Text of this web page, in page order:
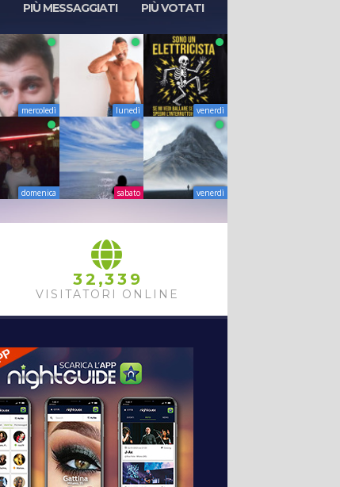
PIÙ MESSAGGIATI PIÙ VOTATI
mercoledì lunedì venerdì
domenica sabato venerdì
32 ,33 9
VISITATORI ONLINE